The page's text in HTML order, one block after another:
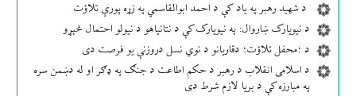
د شهید رهبر په یاد کې د احمد ابوالقاسمي په زړه پورې تلاؤت
د نیویارک ښاروال: په نیویارک کې د نتانیاهو د نیولو احتمال څېړو
د ؛محفل تلاؤت؛ دقاریانو د نوي نسل دروزنې یو فرصت دی
د اسلامی انقلاب د رهبر د حکم اطاعت د جنګ په ډګر او له دښمن سره
په مبارزه کې د بریا لازم شرط دی